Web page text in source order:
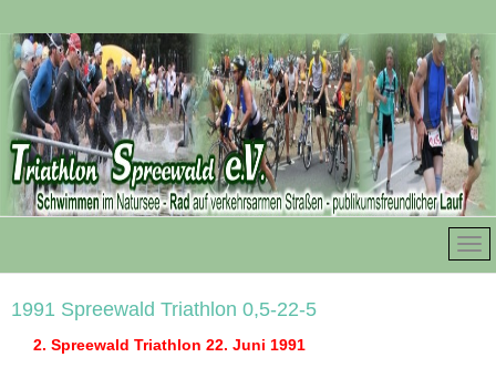
1991 Spreewald Triathlon 0,5-22-5
2. Spreewald Triathlon 22. Juni 1991